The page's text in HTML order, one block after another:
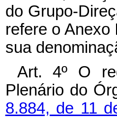
do Grupo-
refere o
sua
Art. 4º O
Plenário do
8.884, de 11